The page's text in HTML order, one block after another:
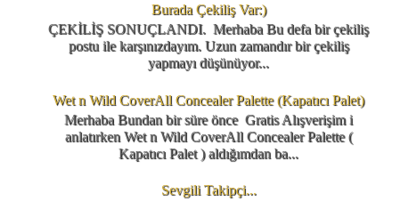
Burada Çekiliş Var:)
ÇEKİLİŞ SONUÇLANDI. Merhaba Bu defa bir çekiliş
postu ile karşınızdayım. Uzun zamandır bir çekiliş
yapmayı düşünüyor...
Wet n Wild CoverAll Concealer Palette (Kapatıcı Palet)
Merhaba Bundan bir süre önce Gratis Alışverişim i
anlatırken Wet n Wild CoverAll Concealer Palette (
Kapatıcı Palet ) aldığımdan ba...
Sevgili Takipçi...